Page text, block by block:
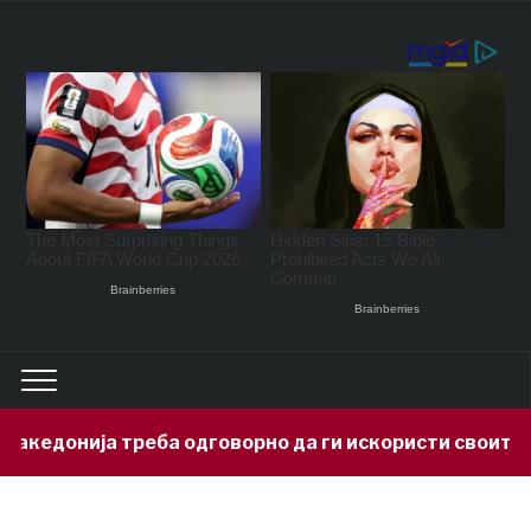
треба одговорно да ги искористи своите